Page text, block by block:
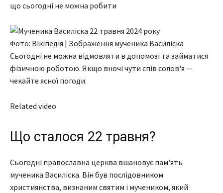
що сьогодні не можна робити
Фото: Вiкiпедiя | Зображення мученика Василіска
Сьогодні не можна відмовляти в допомозі та займатися
фізичною роботою. Якщо вночі чути спів солов'я —
чекайте ясної погоди.
Related video
Що сталося 22 травня?
Сьогодні православна церква вшановує пам'ять
мученика Василіска. Він був послідовником
християнства, визнаним святим і мучеником, який